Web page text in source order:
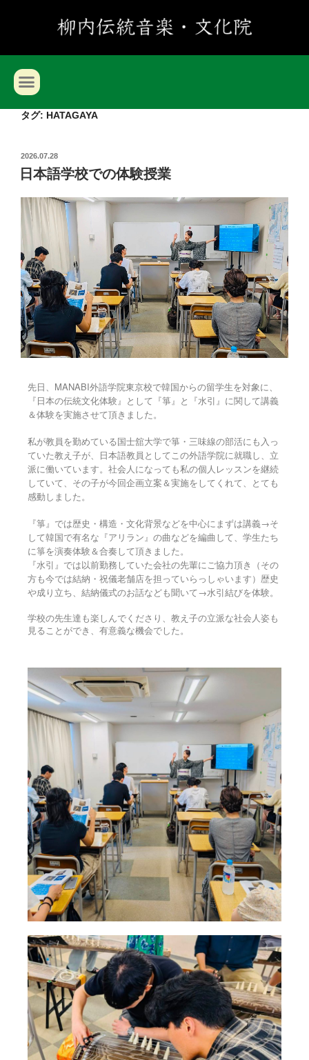
タグ: HATAGAYA
2026.07.28
日本語学校での体験授業
先日、MANABI外語学院東京校で韓国からの留学生を対象に、
『日本の伝統文化体験』として『箏』と『水引』に関して講義
＆体験を実施させて頂きました。
私が教員を勤めている国士舘大学で箏・三味線の部活にも入っ
ていた教え子が、日本語教員としてこの外語学院に就職し、立
派に働いています。社会人になっても私の個人レッスンを継続
していて、その子が今回企画立案＆実施をしてくれて、とても
感動しました。
『箏』では歴史・構造・文化背景などを中心にまずは講義→そ
して韓国で有名な『アリラン』の曲などを編曲して、学生たち
に箏を演奏体験＆合奏して頂きました。
『水引』では以前勤務していた会社の先輩にご協力頂き（その
方も今では結納・祝儀老舗店を担っていらっしゃいます）歴史
や成り立ち、結納儀式のお話なども聞いて→水引結びを体験。
学校の先生達も楽しんでくださり、教え子の立派な社会人姿も
見ることができ、有意義な機会でした。